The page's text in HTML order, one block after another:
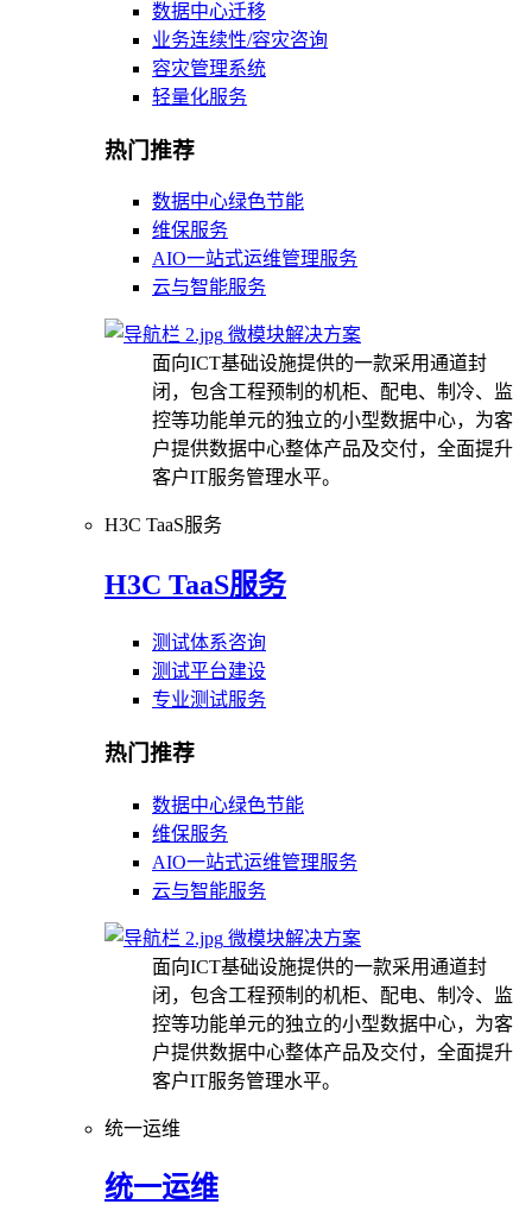
数据中心迁移
业务连续性/容灾咨询
容灾管理系统
轻量化服务
热门推荐
数据中心绿色节能
维保服务
AIO一站式运维管理服务
云与智能服务
微模块解决方案
面向ICT基础设施提供的一款采用通道封
闭，包含工程预制的机柜、配电、制冷、监
控等功能单元的独立的小型数据中心，为客
户提供数据中心整体产品及交付，全面提升
客户IT服务管理水平。
H3C TaaS服务
H3C TaaS服务
测试体系咨询
测试平台建设
专业测试服务
热门推荐
数据中心绿色节能
维保服务
AIO一站式运维管理服务
云与智能服务
微模块解决方案
面向ICT基础设施提供的一款采用通道封
闭，包含工程预制的机柜、配电、制冷、监
控等功能单元的独立的小型数据中心，为客
户提供数据中心整体产品及交付，全面提升
客户IT服务管理水平。
统一运维
统一运维